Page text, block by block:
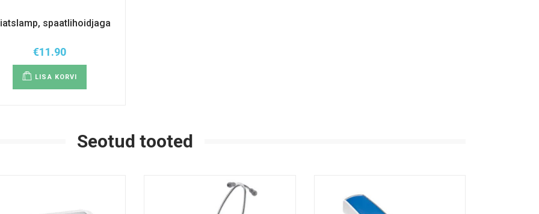
spaatlihoidjaga
€11.90
LISA KORVI
Seotud tooted